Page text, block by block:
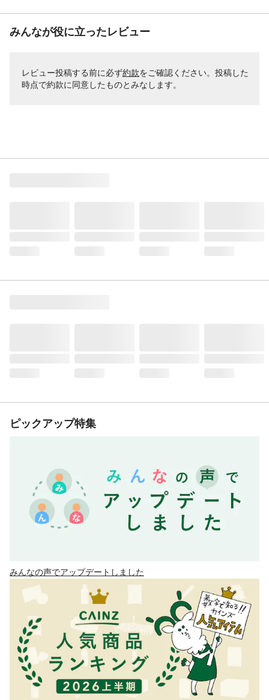
みんなが役に立ったレビュー
レビュー投稿する前に必ず約款をご確認ください。投稿した
時点で約款に同意したものとみなします。
ピックアップ特集
みんなの声でアップデートしました